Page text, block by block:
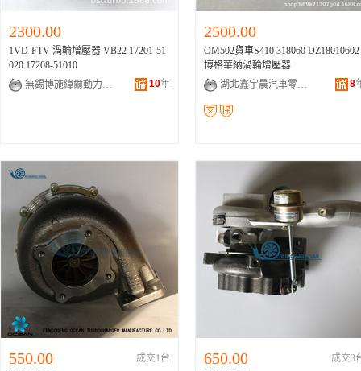
2300.00
1VD-FTV 渦輪增壓器 VB22 17201-51
020 17208-51010
無錫博施緯爾動力技術有限公司
10年
2500.00
OM502貨車S410 318060 DZ18010602
博格華納渦輪增壓器
湖北鑫宇晨汽車零配件有限公司
8
550.00
成交1台
650.00
成交3